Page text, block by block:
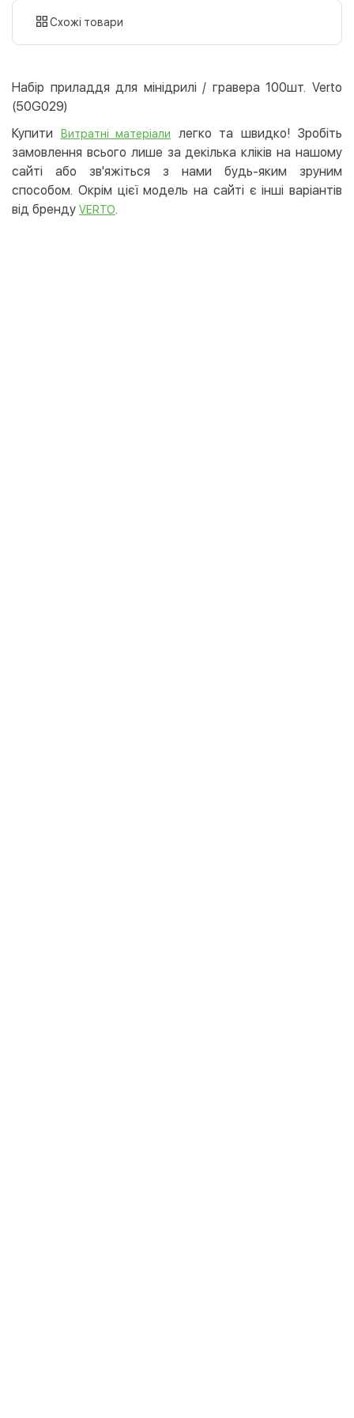
картою
LiqPay
Google Pay
Безготівковий розрахунок
Оплата на карту юр.особи
Оплата на рахунок юр.особи
Безкоштовно
Схожі товари
Набір приладдя для мінідрилі / гравера 100шт. Verto
(50G029)
Купити
Витратні матеріали
легко та швидко! Зробіть
замовлення всього лише за декілька кліків на нашому
сайті або зв'яжіться з нами будь-яким зруним
способом. Окрім цієї модель на сайті є інші варіантів
від бренду VERTO.